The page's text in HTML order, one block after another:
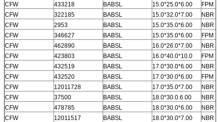
CFW 433218 BABSL 15.0*25.0*6.00
FPM
CFW
322185 BABSL 15.0*32.0*7.00
NBR
CFW
2953 BABSL 15.0*35.0*6.00
NBR
CFW
346627 BABSL 15.0*35.0*6.00
FPM
CFW
462890 BABSL 16.0*26.0*7.00
NBR
CFW
423803 BABSL 16.0*40.0*10.0
FPM
CFW
432519 BABSL 17.0*30.0*6.00
NBR
CFW
432520 BABSL 17.0*30.0*6.00
FPM
CFW
12011728 BABSL 17.0*35.0*7.00
NBR
CFW
37500 BABSL 18.0*30.0.6.00
NBR
CFW
478785 BABSL 18.0*30.0*6.00
NBR
CFW
12011517 BABSL 18.0*30.0*7.00
NBR